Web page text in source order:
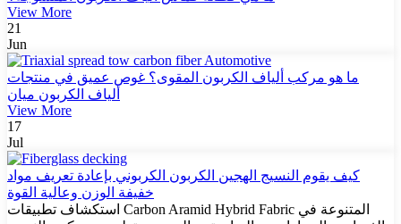
View More
21
Jun
ما هو مركب ألياف الكربون المقوى؟ غوص عميق في منتجات
ألياف الكربون ميان
View More
17
Jul
كيف يقوم النسيج الهجين الكربون الكربوني بإعادة تعريف مواد
خفيفة الوزن وعالية القوة
استكشاف تطبيقات Carbon Aramid Hybrid Fabric المتنوعة في